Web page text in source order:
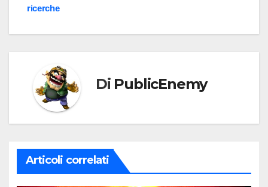
ricerche
Di PublicEnemy
Articoli correlati